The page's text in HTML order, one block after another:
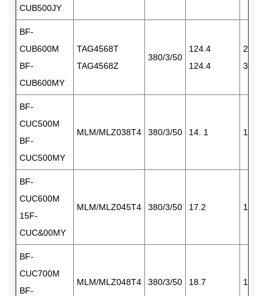
CUB500JY
BF-
CUB600M
BF-
CUB600MY
TAG4568T
TAG4568Z
380/3/50
124.4
124.4
2 ×
3520
BF-
CUC500M
BF-
CUC500MY
MLM/MLZ038T4 380/3/50 14. 1 1×6570
BF-
CUC600M
15F-
CUC&00MY
MLM/MLZ045T4 380/3/50 17.2 1×6570
BF-
CUC700M
BF-
MLM/MLZ048T4 380/3/50 18.7 1×8750